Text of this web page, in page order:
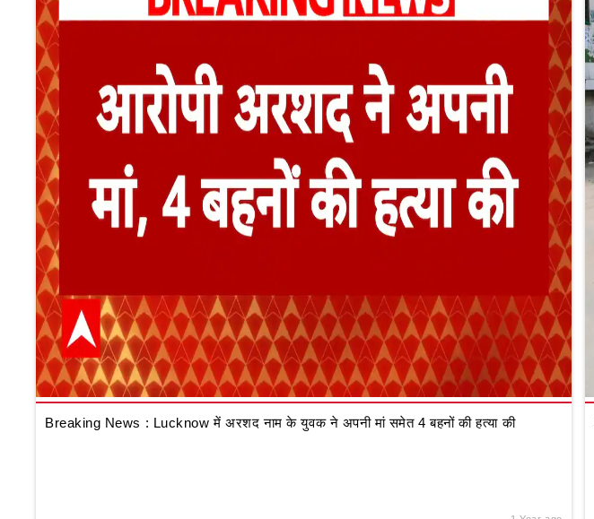
Breaking News : Lucknow में अरशद नाम के युवक ने अपनी मां समेत 4 बहनों की हत्या की